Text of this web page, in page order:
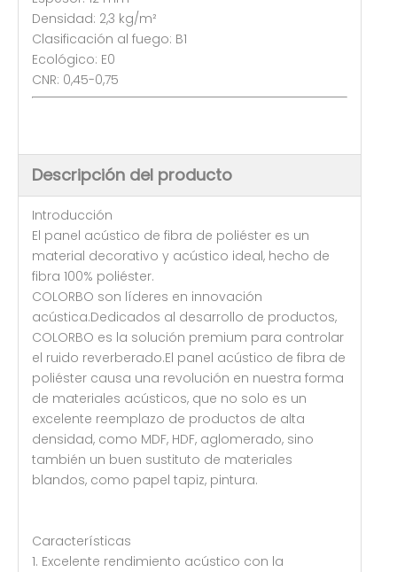
Densidad: 2,3 kg/m²
Clasificación al fuego: B1
Ecológico: E0
CNR: 0,45-0,75
Descripción del producto
Introducción
El panel acústico de fibra de poliéster es un
material decorativo y acústico ideal, hecho de
fibra 100% poliéster.
COLORBO son líderes en innovación
acústica.Dedicados al desarrollo de productos,
COLORBO es la solución premium para controlar
el ruido reverberado.El panel acústico de fibra de
poliéster causa una revolución en nuestra forma
de materiales acústicos, que no solo es un
excelente reemplazo de productos de alta
densidad, como MDF, HDF, aglomerado, sino
también un buen sustituto de materiales
blandos, como papel tapiz, pintura.
Características
1. Excelente rendimiento acústico con la